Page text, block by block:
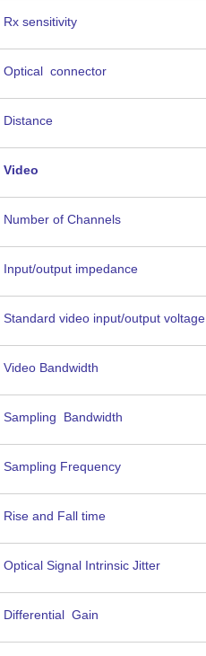
Rx sensitivity
Optical connector
Distance
Video
Number of Channels
Input/output impedance
Standard video input/output voltage
Video Bandwidth
Sampling Bandwidth
Sampling Frequency
Rise and Fall time
Optical Signal Intrinsic Jitter
Differential Gain